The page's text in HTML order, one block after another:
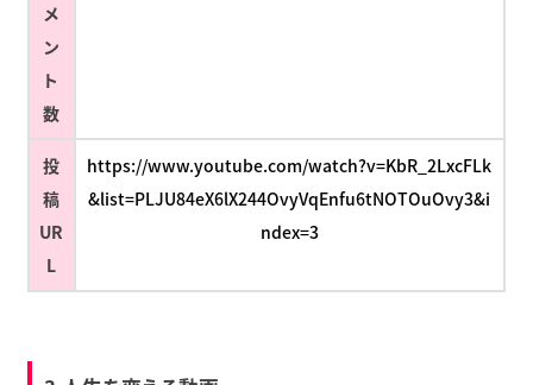
メ
ン
ト
数
投
稿
UR
L
https://www.youtube.com/watch?v=KbR_2LxcFLk
&list=PLJU84eX6lX244OvyVqEnfu6tNOTOuOvy3&i
ndex=3